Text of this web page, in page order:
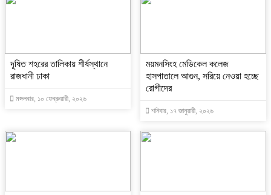
দূষিত শহরের তালিকায় শীর্ষস্থানে
রাজধানী ঢাকা
মঙ্গলবার, ১০ ফেব্রুয়ারী, ২০২৬
ময়মনসিংহ মেডিকেল কলেজ
হাসপাতালে আগুন, সরিয়ে নেওয়া হচ্ছে
রোগীদের
শনিবার, ১৭ জানুয়ারী, ২০২৬